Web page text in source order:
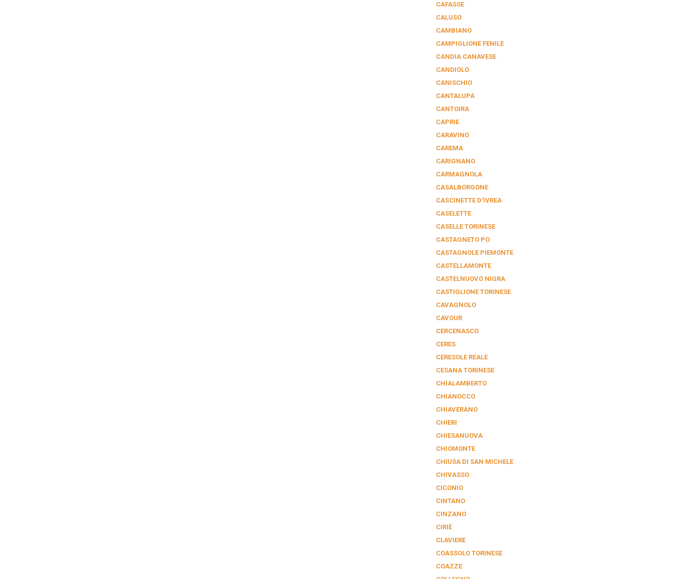
CAFASSE
CALUSO
CAMBIANO
CAMPIGLIONE FENILE
CANDIA CANAVESE
CANDIOLO
CANISCHIO
CANTALUPA
CANTOIRA
CAPRIE
CARAVINO
CAREMA
CARIGNANO
CARMAGNOLA
CASALBORGONE
CASCINETTE D'IVREA
CASELETTE
CASELLE TORINESE
CASTAGNETO PO
CASTAGNOLE PIEMONTE
CASTELLAMONTE
CASTELNUOVO NIGRA
CASTIGLIONE TORINESE
CAVAGNOLO
CAVOUR
CERCENASCO
CERES
CERESOLE REALE
CESANA TORINESE
CHIALAMBERTO
CHIANOCCO
CHIAVERANO
CHIERI
CHIESANUOVA
CHIOMONTE
CHIUSA DI SAN MICHELE
CHIVASSO
CICONIO
CINTANO
CINZANO
CIRIÈ
CLAVIERE
COASSOLO TORINESE
COAZZE